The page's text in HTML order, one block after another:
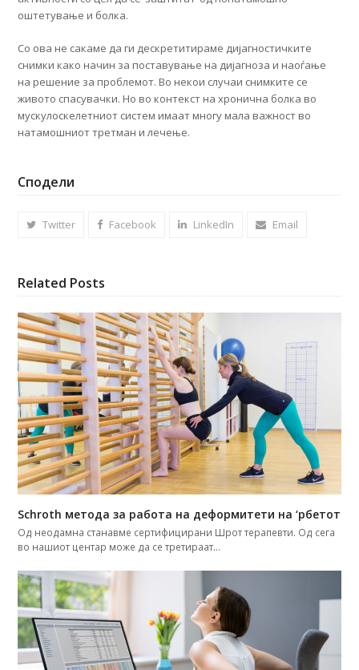
оштетување и болка.
Со ова не сакаме да ги дескретитираме дијагностичките
снимки како начин за поставување на дијагноза и наоѓање
на решение за проблемот. Во некои случаи снимките се
живото спасувачки. Но во контекст на хронична болка во
мускулоскелетниот систем имаат многу мала важност во
натамошниот третман и лечење.
Сподели
Twitter Facebook LinkedIn Email
Related Posts
Schroth метода за работа на деформитети на ‘рбетот
Од неодамна станавме сертифицирани Шрот терапевти. Од сега
во нашиот центар може да се третираат…